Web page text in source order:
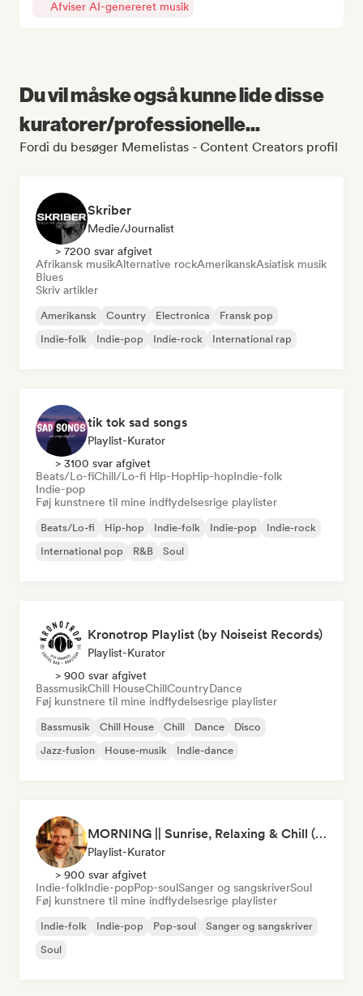
Afviser AI-genereret musik
Du vil måske også kunne lide disse
kuratorer/professionelle...
Fordi du besøger Memelistas - Content Creators profil
Skriber
Medie/journalist
> 7200 svar afgivet
Afrikansk musikAlternative rockAmerikanskAsiatisk musik
Blues
Skriv artikler
Amerikansk Country Electronica
Fransk pop
Indie-folk
Indie-pop Indie-rock International rap
tik tok sad songs
Playlist-Kurator
> 3100 svar afgivet
Beats/Lo-fiChill/Lo-fi Hip-HopHip-hopIndie-folk
Indie-pop
Føj kunstnere til mine indflydelsesrige playlister
Beats/Lo-fi Hip-hop Indie-folk Indie-pop
Indie-rock
International pop
R&B Soul
Kronotrop Playlist (by Noiseist Records)
Playlist-Kurator
> 900 svar afgivet
BassmusikChill HouseChillCountryDance
Føj kunstnere til mine indflydelsesrige playlister
Bassmusik Chill House Chill Dance
Disco
Jazz-fusion
House-musik Indie-dance
MORNING || Sunrise, Relaxing & Chill (by Beau van Leeuwen)
Playlist-Kurator
> 900 svar afgivet
Indie-folkIndie-popPop-soulSanger og sangskriverSoul
Føj kunstnere til mine indflydelsesrige playlister
Indie-folk Indie-pop Pop-soul
Sanger og sangskriver
Soul